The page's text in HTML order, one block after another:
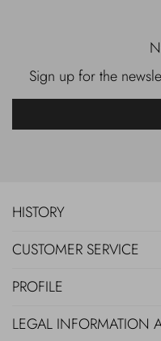
Sign up for the
HISTORY
CUSTOMER SERVICE
PROFILE
LEGAL INFORMATION